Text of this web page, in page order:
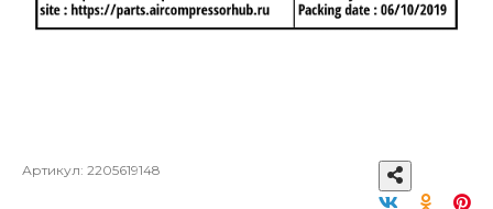
Артикул: 2205619148